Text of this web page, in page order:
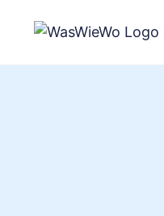
Inhalt